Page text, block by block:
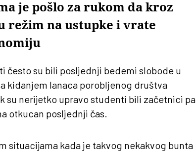
je pošlo za rukom da kroz
režim na ustupke i vrate
često su bili posljednji bedemi slobode u
kidanjem lanaca porobljenog društva
su nerijetko upravo studenti bili začetnici pa
otkucan posljednji čas.
situacijama kada je takvog nekakvog bunta